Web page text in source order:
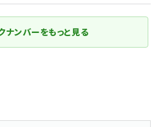
ナンバーをもっと見る